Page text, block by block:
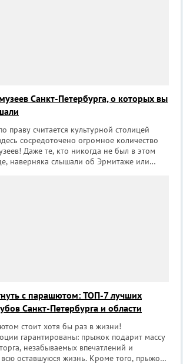
Санкт-Петербурга, о которых вы
праву считается культурной столицей
сосредоточено огромное количество
Даже те, кто никогда не был в этом
наверняка слышали об Эрмитаже или
с парашютом: ТОП-7 лучших
Санкт-Петербурга и области
стоит хотя бы раз в жизни!
гарантированы: прыжок подарит массу
незабываемых впечатлений и
оставшуюся жизнь. Кроме того, прыжок